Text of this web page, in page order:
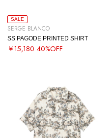
SALE
SERGE BLANCO
SS PAGODE PRINTED SHIRT
￥15,180 40%OFF